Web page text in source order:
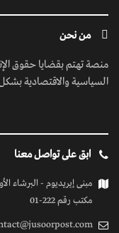
من نحن
منصة تهتم بقضايا حقوق
السياسية والاقتصادية
ابق على تواصل معنا
مبنى إيريديوم - البرشاء
مكتب رقم 222-01